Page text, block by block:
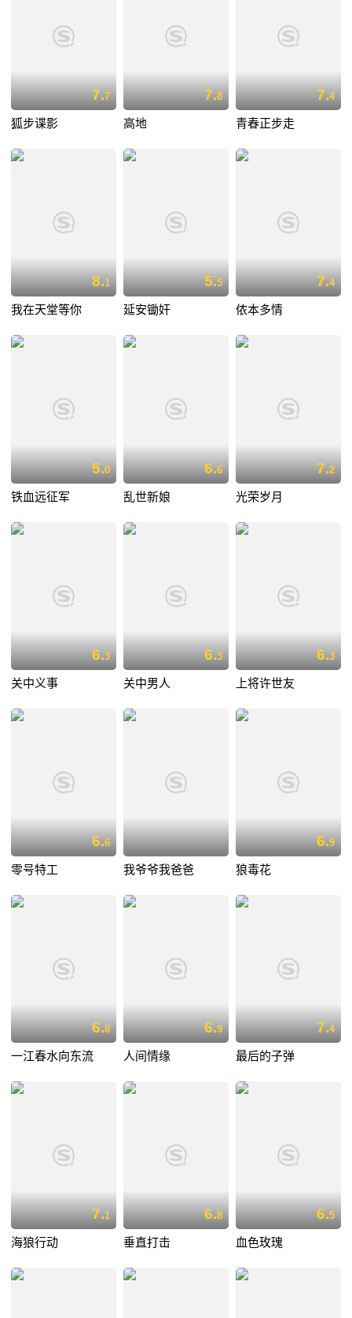
7.7
狐步谍影
7.8
高地
7.4
青春正步走
8.1
我在天堂等你
5.5
延安锄奸
7.4
侬本多情
5.0
铁血远征军
6.6
乱世新娘
7.2
光荣岁月
6.3
关中义事
6.3
关中男人
6.3
上将许世友
6.6
零号特工 我爷爷我爸爸
6.9
狼毒花
6.8
一江春水向东流
6.9
人间情缘
7.4
最后的子弹
7.1
海狼行动
6.8
垂直打击
6.5
血色玫瑰